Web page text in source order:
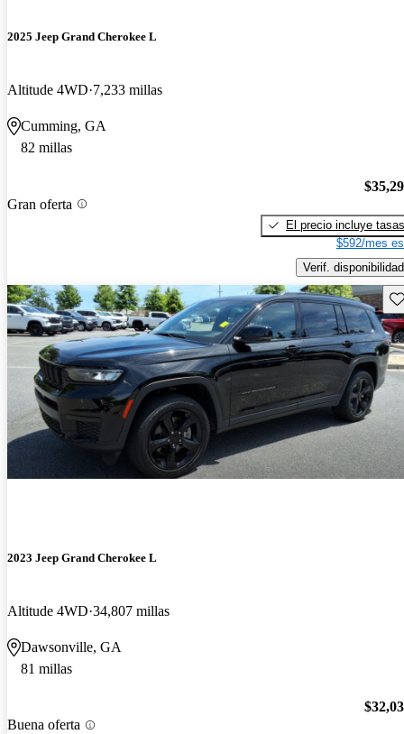
2025 Jeep Grand Cherokee L
Altitude 4WD 7,233 millas
Cumming, GA
82 millas
Gran oferta
El precio incluye tasas
$592/mes
Verif. disponibilidad
2023 Jeep Grand Cherokee L
Altitude 4WD 34,807 millas
Dawsonville, GA
81 millas
Buena oferta